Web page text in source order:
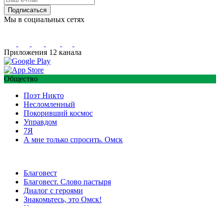
Подписаться
Мы в социальных сетях
Приложения 12 канала
Общество
Поэт Никто
Несломленный
Покоривший космос
Управдом
7Я
А мне только спросить. Омск
Благовест
Благовест. Слово пастыря
Диалог с героями
Знакомьтесь, это Омск!